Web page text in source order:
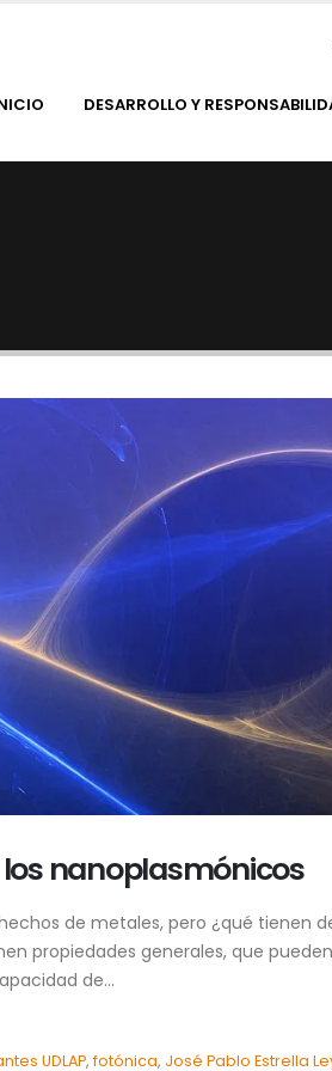
DESARROLLO Y
los nanoplasmónicos
de metales, pero ¿qué tienen
propiedades generales, que
de...
UDLAP, fotónica, José Pablo Estrella